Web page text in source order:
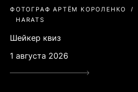
ФОТОГРАФ АРТЁМ КОРОЛЕНКО
HARATS
Шейкер квиз
1 августа 2026